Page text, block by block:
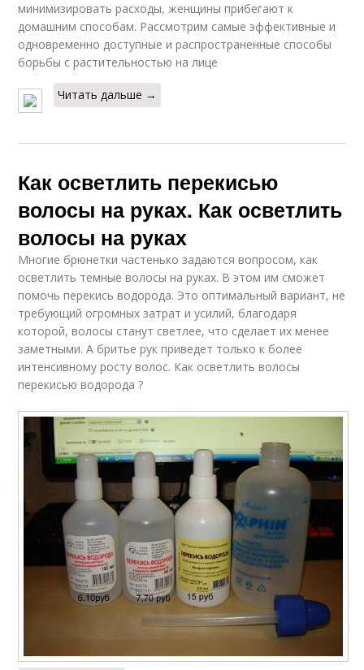
минимизировать расходы, женщины прибегают к
домашним способам. Рассмотрим самые эффективные и
одновременно доступные и распространенные способы
борьбы с растительностью на лице
Читать дальше →
Как осветлить перекисью
волосы на руках. Как осветлить
волосы на руках
Многие брюнетки частенько задаются вопросом, как
осветлить темные волосы на руках. В этом им сможет
помочь перекись водорода. Это оптимальный вариант, не
требующий огромных затрат и усилий, благодаря
которой, волосы станут светлее, что сделает их менее
заметными. А бритье рук приведет только к более
интенсивному росту волос. Как осветлить волосы
перекисью водорода ?